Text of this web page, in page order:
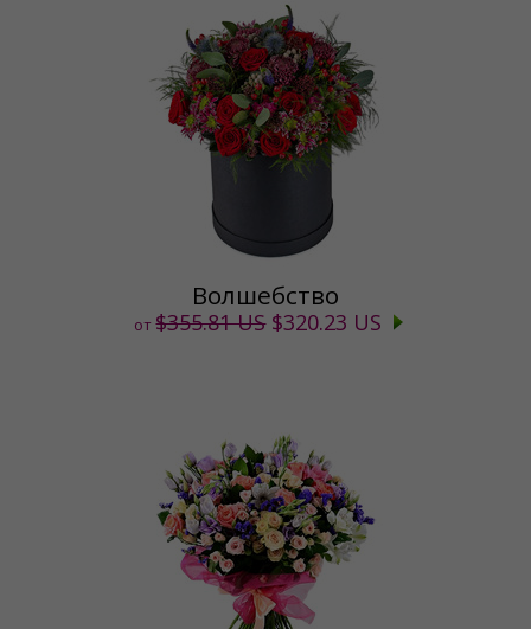
Волшебство
от$355.81 US$320.23 US